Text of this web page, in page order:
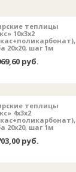
теплицы
10х3х2
20х20, шаг 1м
руб.
теплицы
4х3х2
20х20, шаг 1м
руб.